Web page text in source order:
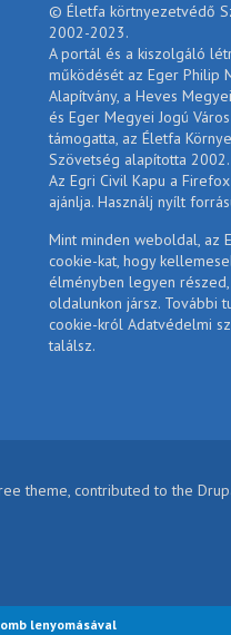
lenyomásával
© Életfa körtnyezetvédő
2002-2023.
A portál és a kiszolgáló
működését az Eger Philip
Alapítvány, a Heves
és Eger Megyei Jogú
támogatta, az Életfa
Szövetség alapította 2002.
Az Egri Civil Kapu a
ajánlja. Használj nyílt
Mint minden weboldal, az
cookie-kat, hogy
élményben legyen
oldalunkon jársz. További
cookie-król Adatvédelmi
találsz.
theme, contributed to the